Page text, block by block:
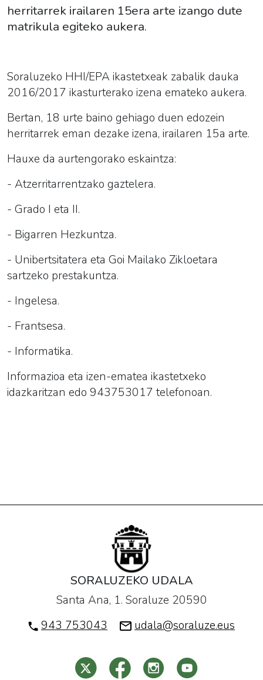
herritarrek irailaren 15era arte izango dute
matrikula egiteko aukera.
Soraluzeko HHI/EPA ikastetxeak zabalik dauka
2016/2017 ikasturterako izena emateko aukera.
Bertan, 18 urte baino gehiago duen edozein
herritarrek eman dezake izena, irailaren 15a arte.
Hauxe da aurtengorako eskaintza:
- Atzerritarrentzako gaztelera.
- Grado I eta II.
- Bigarren Hezkuntza.
- Unibertsitatera eta Goi Mailako Zikloetara
sartzeko prestakuntza.
- Ingelesa.
- Frantsesa.
- Informatika.
Informazioa eta izen-ematea ikastetxeko
idazkaritzan edo 943753017 telefonoan.
SORALUZEKO UDALA
Santa Ana, 1. Soraluze 20590
943 753043
udala@soraluze.eus